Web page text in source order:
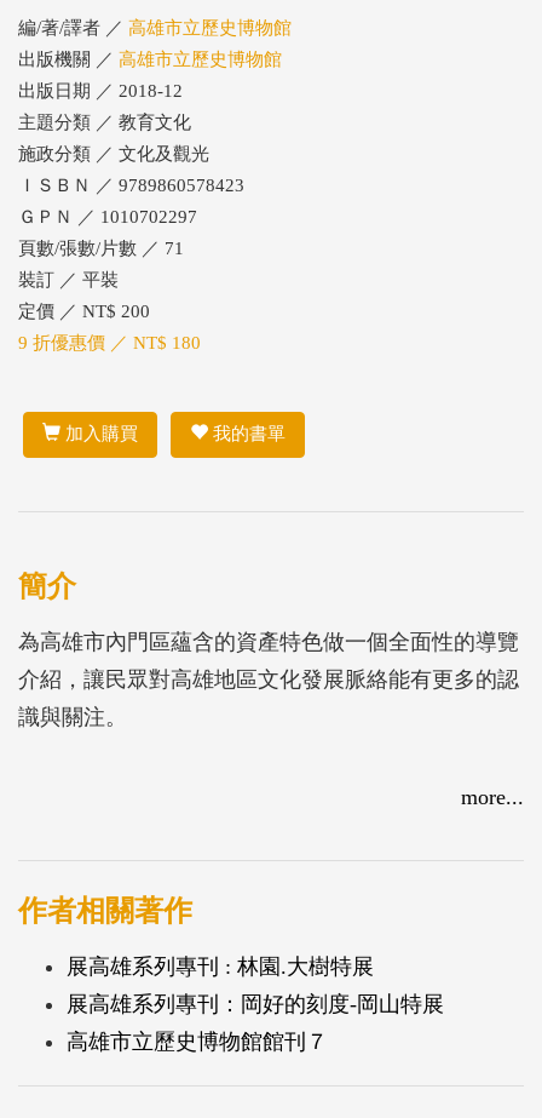
編/著/譯者 ／ 高雄市立歷史博物館
出版機關 ／ 高雄市立歷史博物館
出版日期 ／ 2018-12
主題分類 ／ 教育文化
施政分類 ／ 文化及觀光
ＩＳＢＮ ／ 9789860578423
ＧＰＮ ／ 1010702297
頁數/張數/片數 ／ 71
裝訂 ／ 平裝
定價 ／ NT$ 200
9 折優惠價 ／ NT$ 180
加入購買 我的書單
簡介
為高雄市內門區蘊含的資產特色做一個全面性的導覽
介紹，讓民眾對高雄地區文化發展脈絡能有更多的認
識與關注。
more...
作者相關著作
展高雄系列專刊 : 林園.大樹特展
展高雄系列專刊：岡好的刻度-岡山特展
高雄市立歷史博物館館刊７